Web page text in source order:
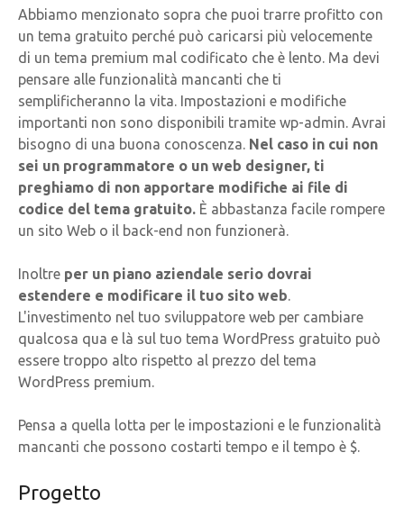
Abbiamo menzionato sopra che puoi trarre profitto con
un tema gratuito perché può caricarsi più velocemente
di un tema premium mal codificato che è lento. Ma devi
pensare alle funzionalità mancanti che ti
semplificheranno la vita. Impostazioni e modifiche
importanti non sono disponibili tramite wp-admin. Avrai
bisogno di una buona conoscenza. Nel caso in cui non
sei un programmatore o un web designer, ti
preghiamo di non apportare modifiche ai file di
codice del tema gratuito. È abbastanza facile rompere
un sito Web o il back-end non funzionerà.
Inoltre per un piano aziendale serio dovrai
estendere e modificare il tuo sito web.
L'investimento nel tuo sviluppatore web per cambiare
qualcosa qua e là sul tuo tema WordPress gratuito può
essere troppo alto rispetto al prezzo del tema
WordPress premium.
Pensa a quella lotta per le impostazioni e le funzionalità
mancanti che possono costarti tempo e il tempo è $.
Progetto